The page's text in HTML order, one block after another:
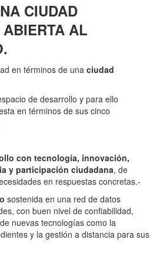
CIUDAD
AL
en términos de una ciudad
de desarrollo y para ello
en términos de sus cinco
con tecnología, innovación,
y participación ciudadana, de
en respuestas concretas.-
sostenida en una red de datos
con buen nivel de confiabilidad,
nuevas tecnologías como la
y la gestión a distancia para sus